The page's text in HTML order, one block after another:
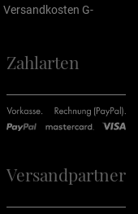
Versandkosten G-
Zahlarten
Versandpartner